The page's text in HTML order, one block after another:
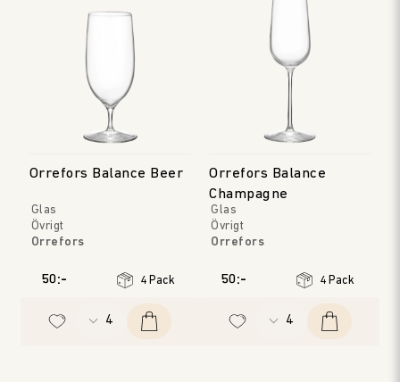
Orrefors Balance Beer
Glas
Övrigt
Orrefors
50:- 4 Pack
Orrefors Balance
Champagne
Glas
Övrigt
Orrefors
50:- 4 Pack